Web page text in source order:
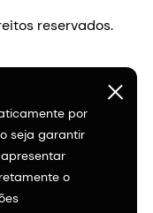
por
seja garantir
o
reservados.